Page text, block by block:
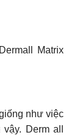
Matrix
như việc
Derm all